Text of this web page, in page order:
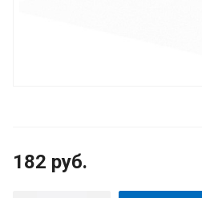
182 руб.